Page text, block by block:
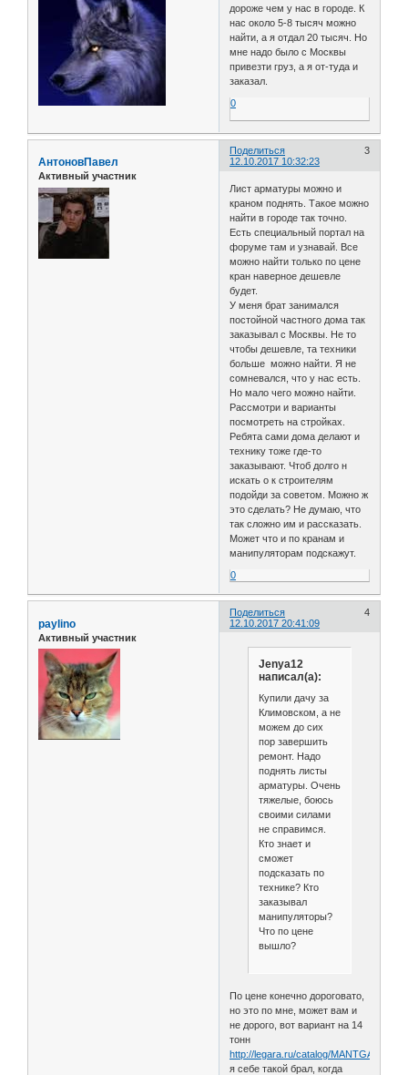
дороже чем у нас в городе. К
нас около 5-8 тысяч можно
найти, а я отдал 20 тысяч. Но
мне надо было с Москвы
привезти груз, а я от-туда и
заказал.
0
Поделиться
3
12.10.2017 10:32:23
АнтоновПавел
Активный участник
Лист арматуры можно и
краном поднять. Такое можно
найти в городе так точно.
Есть специальный портал на
форуме там и узнавай. Все
можно найти только по цене
кран наверное дешевле
будет.
У меня брат занимался
постойной частного дома так
заказывал с Москвы. Не то
чтобы дешевле, та техники
больше можно найти. Я не
сомневался, что у нас есть.
Но мало чего можно найти.
Рассмотри и варианты
посмотреть на стройках.
Ребята сами дома делают и
технику тоже где-то
заказывают. Чтоб долго н
искать о к строителям
подойди за советом. Можно ж
это сделать? Не думаю, что
так сложно им и рассказать.
Может что и по кранам и
манипуляторам подскажут.
0
Поделиться
4
12.10.2017 20:41:09
paylino
Активный участник
Jenya12
написал(а):
Купили дачу за
Климовском, а не
можем до сих
пор завершить
ремонт. Надо
поднять листы
арматуры. Очень
тяжелые, боюсь
своими силами
не справимся.
Кто знает и
сможет
подсказать по
технике? Кто
заказывал
манипуляторы?
Что по цене
вышло?
По цене конечно дороговато,
но это по мне, может вам и
не дорого, вот вариант на 14
тонн
http://legara.ru/catalog/MANTGA/
я себе такой брал, когда